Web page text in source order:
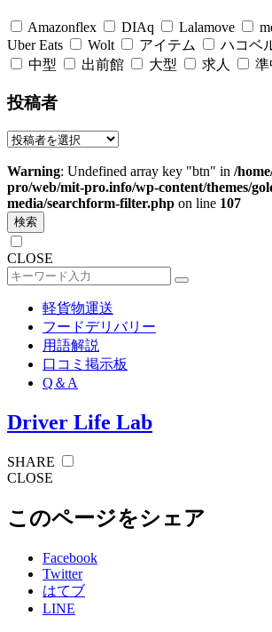
Amazonflex DIAq Lalamove
Uber Eats
Wolt アイテム ハコベ
中型
出前館 大型 求人 準
投稿者
Warning: Undefined array key "btn" in /
pro/web/mit-pro.info/wp-content/themes/
media/searchform-filter.php on line 107
検索
CLOSE
軽貨物運送
フードデリバリー
用語解説
口コミ掲示板
Q＆A
Driver Life Lab
SHARE
CLOSE
このページをシェア
Facebook
Twitter
はてブ
LINE